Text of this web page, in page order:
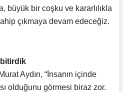
büyük bir coşku ve kararlılıkla
çıkmaya devam edeceğiz.
bitirdik
Aydın, “İnsanın içinde
olduğunu görmesi biraz zor.